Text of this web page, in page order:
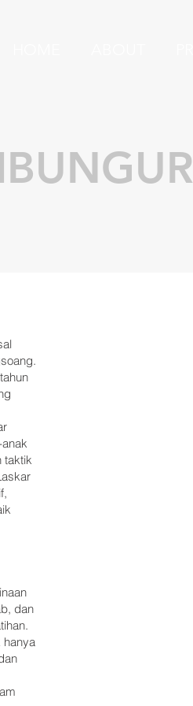
taktik
dan
hanya